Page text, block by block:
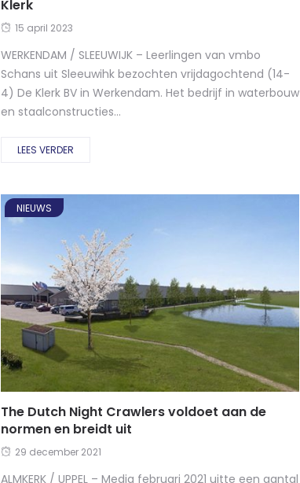
Klerk
15 april 2023
WERKENDAM / SLEEUWIJK – Leerlingen van vmbo
Schans uit Sleeuwihk bezochten vrijdagochtend (14-
4) De Klerk BV in Werkendam. Het bedrijf in waterbouw
en staalconstructies...
LEES VERDER
NIEUWS
The Dutch Night Crawlers voldoet aan de
normen en breidt uit
29 december 2021
ALMKERK / UPPEL – Media februari 2021 uitte een aantal